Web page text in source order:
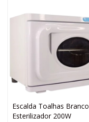
Escalda Toalhas Branco
Esterilizador 200W